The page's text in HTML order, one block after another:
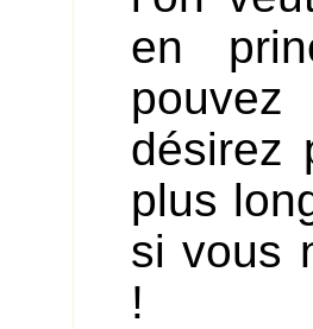
en
désirez
plus
si vous
!